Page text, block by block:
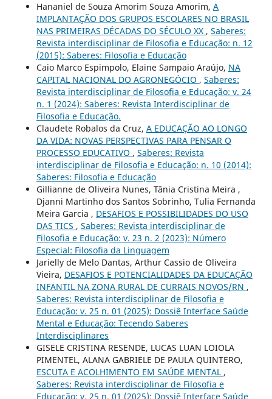
Hananiel de Souza Amorim Souza Amorim, A
IMPLANTAÇÃO DOS GRUPOS ESCOLARES NO BRASIL
NAS PRIMEIRAS DÉCADAS DO SÉCULO XX , Saberes:
Revista interdisciplinar de Filosofia e Educação: n. 12
(2015): Saberes: Filosofia e Educação
Caio Marco Espimpolo, Elaine Sampaio Araújo, NA
CAPITAL NACIONAL DO AGRONEGÓCIO , Saberes:
Revista interdisciplinar de Filosofia e Educação: v. 24
n. 1 (2024): Saberes: Revista Interdisciplinar de
Filosofia e Educação.
Claudete Robalos da Cruz, A EDUCAÇÃO AO LONGO
DA VIDA: NOVAS PERSPECTIVAS PARA PENSAR O
PROCESSO EDUCATIVO , Saberes: Revista
interdisciplinar de Filosofia e Educação: n. 10 (2014):
Saberes: Filosofia e Educação
Gillianne de Oliveira Nunes, Tânia Cristina Meira ,
Djanni Martinho dos Santos Sobrinho, Tulia Fernanda
Meira Garcia , DESAFIOS E POSSIBILIDADES DO USO
DAS TICS , Saberes: Revista interdisciplinar de
Filosofia e Educação: v. 23 n. 2 (2023): Número
Especial: Filosofia da Linguagem
Jarielly de Melo Dantas, Arthur Cassio de Oliveira
Vieira, DESAFIOS E POTENCIALIDADES DA EDUCAÇÃO
INFANTIL NA ZONA RURAL DE CURRAIS NOVOS/RN ,
Saberes: Revista interdisciplinar de Filosofia e
Educação: v. 25 n. 01 (2025): Dossiê Interface Saúde
Mental e Educação: Tecendo Saberes
Interdisciplinares
GISELE CRISTINA RESENDE, LUCAS LUAN LOIOLA
PIMENTEL, ALANA GABRIELE DE PAULA QUINTERO,
ESCUTA E ACOLHIMENTO EM SAÚDE MENTAL ,
Saberes: Revista interdisciplinar de Filosofia e
Educação: v. 25 n. 01 (2025): Dossiê Interface Saúde